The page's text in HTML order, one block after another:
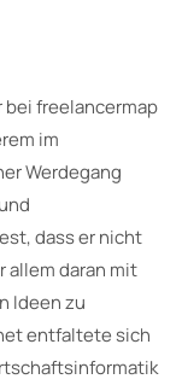
bei freelancermap
im
Werdegang
dass er nicht
allem daran mit
Ideen zu
entfaltete sich